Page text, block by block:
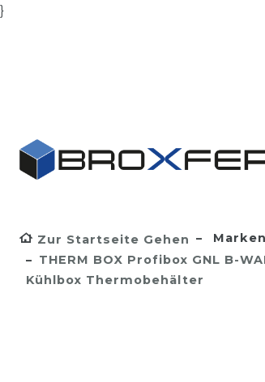
}
Zur Startseite Gehen
THERM BOX Profibox GNL B-
Kühlbox Thermobehälter